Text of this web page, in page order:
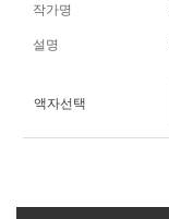
작가명
설명
액자선택